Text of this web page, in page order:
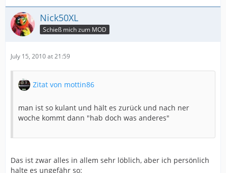
Nick50XL
Schieß mich zum MOD
July 15, 2010 at 21:59
Zitat von mottin86
man ist so kulant und hält es zurück und nach ner
woche kommt dann "hab doch was anderes"
Das ist zwar alles in allem sehr löblich, aber ich persönlich
halte es ungefähr so: